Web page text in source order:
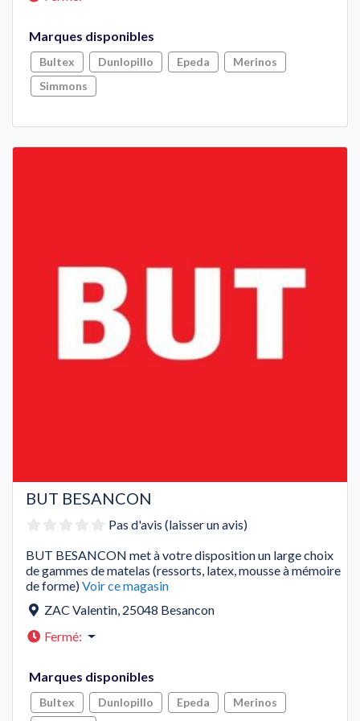
Marques disponibles
Bultex Dunlopillo Epeda
Merinos
Simmons
BUT BESANCON
Pas d'avis (laisser un avis)
BUT BESANCON met à votre disposition un large choix
de gammes de matelas (ressorts, latex, mousse à mémoire
de forme)Voir ce magasin
ZAC Valentin, 25048 Besancon
Fermé:
Marques disponibles
Bultex Dunlopillo Epeda
Merinos